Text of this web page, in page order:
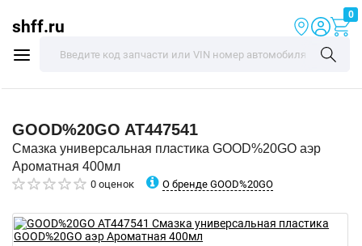
shff.ru
0
GOOD%20GO AT447541
Смазка универсальная пластика GOOD%20GO аэр
Ароматная 400мл
0 оценок О бренде GOOD%20GO